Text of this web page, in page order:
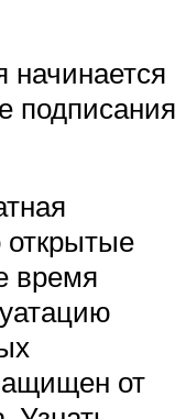
подписания
открытые
время
от